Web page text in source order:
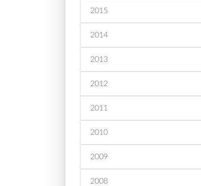
2015
2014
2013
2012
2011
2010
2009
2008